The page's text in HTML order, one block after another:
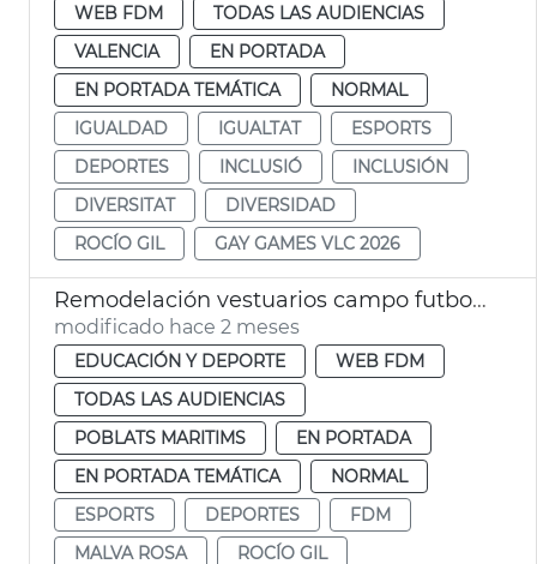
WEB FDM
TODAS LAS AUDIENCIAS
VALENCIA
EN PORTADA
EN PORTADA TEMÁTICA
NORMAL
IGUALDAD
IGUALTAT
ESPORTS
DEPORTES
INCLUSIÓ
INCLUSIÓN
DIVERSITAT
DIVERSIDAD
ROCÍO GIL
GAY GAMES VLC 2026
Remodelación vestuarios campo futbol la Malva-rosa València
modificado hace 2 meses
EDUCACIÓN Y DEPORTE
WEB FDM
TODAS LAS AUDIENCIAS
POBLATS MARITIMS
EN PORTADA
EN PORTADA TEMÁTICA
NORMAL
ESPORTS
DEPORTES
FDM
MALVA ROSA
ROCÍO GIL